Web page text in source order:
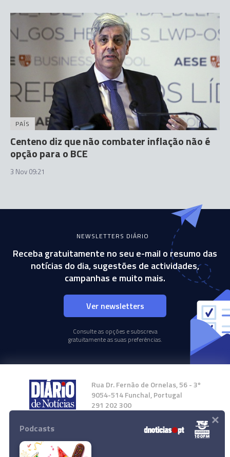
PAÍS
Centeno diz que não combater inflação não é
opção para o BCE
3 Nov 09:21
NEWSLETTERS DIÁRIO
Receba gratuitamente no seu e-mail o resumo das
notícias do dia, sugestões de actividades,
campanhas e muito mais.
Ver newsletters
Consulte as opções e subscreva
gratuitamente as suas preferências.
Rua Dr. Fernão de Ornelas, 56 - 3º
9054-514 Funchal, Portugal
291 202 300
Instale a nossa App
Podcasts ×